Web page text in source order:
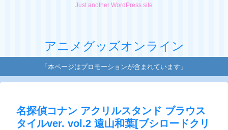
Just another WordPress site
アニメグッズオンライン
「本ページはプロモーションが含まれています」
名探偵コナン アクリルスタンド ブラウス
タイルver. vol.2 遠山和葉[ブシロードクリ